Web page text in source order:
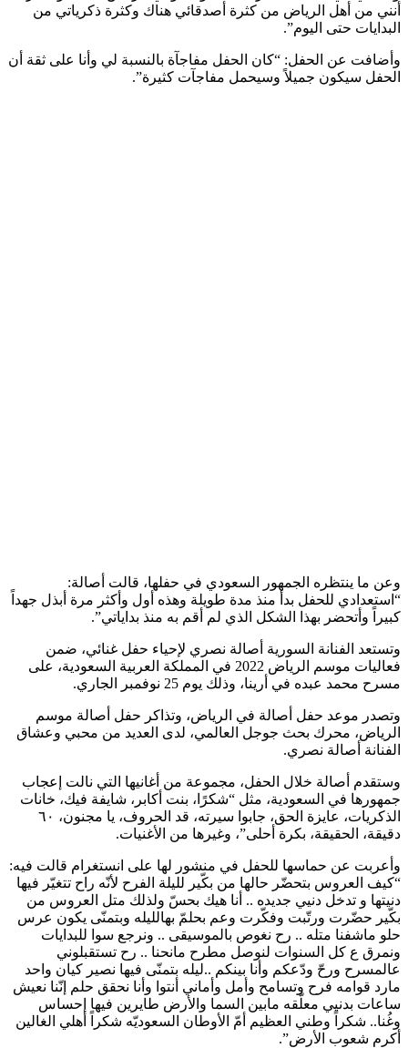
أنني من أهل الرياض من كثرة أصدقائي هناك وكثرة ذكرياتي من
البدايات حتى اليوم”.
وأضافت عن الحفل: “كان الحفل مفاجآة بالنسبة لي وأنا على ثقة أن
الحفل سيكون جميلاً وسيحمل مفاجآت كثيرة”.
وعن ما ينتظره الجمهور السعودي في حفلها، قالت أصالة:
“استعدادي للحفل بدأ منذ مدة طويلة وهذه أول وأكثر مرة أبذل جهداً
كبيراً وأتحضر بهذا الشكل الذي لم أقم به منذ بداياتي”.
وتستعد الفنانة السورية أصالة نصري لإحياء حفل غنائي، ضمن
فعاليات موسم الرياض 2022 في المملكة العربية السعودية، على
مسرح محمد عبده في أرينا، وذلك يوم 25 نوفمبر الجاري.
وتصدر موعد حفل أصالة في الرياض، وتذاكر حفل أصالة موسم
الرياض، محرك بحث جوجل العالمي، لدى العديد من محبي وعشاق
الفنانة أصالة نصري.
وستقدم أصالة خلال الحفل، مجموعة من أغانيها التي نالت إعجاب
جمهورها في السعودية، مثل “شكرًا، بنت أكابر، شايفة فيك، خانات
الذكريات، عايزة الحق، جابوا سيرته، قد الحروف، يا مجنون، ٦٠
دقيقة، الحقيقة، بكرة أحلى”، وغيرها من الأغنيات.
وأعربت عن حماسها للحفل في منشور لها على انستغرام قالت فيه:
“كيف العروس بتحضّر حالها من بكّير لليلة الفرح لأنّه راح تتغيّر فيها
دنيتها و تدخل دنيي جديده .. أنا هيك بحسّ ولذلك متل العروس من
بكّير حضّرت ورتّبت وفكّرت وعم بحلمّ بهالليله وبتمنّى يكون عرس
حلو ماشفنا متله .. رح نغوص بالموسيقى .. ونرجع سوا للبدايات
ونمرق ع كل السنوات لنوصل مطرح مانحنا .. رح تستقبلوني
عالمسرح ورحّ ودّعكم وأنا بينكم ..ليله بتمنّى فيها نصير كيان واحد
مارد قوامه فرح وتسامح وأمل وأماني أنتوا وأنا نحقق حلم إنّنا نعيش
ساعات بدنيي معلّقه مابين السما والأرض طايرين فيها إحساس
وغُنا.. شكراً وطني العظيم أمّ الأوطان السعوديّه شكراً أهلي الغالين
أكرم شعوب الأرض”.